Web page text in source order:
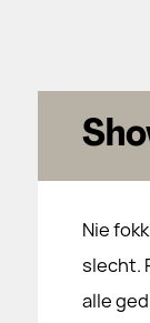
Nie
slecht.
alle